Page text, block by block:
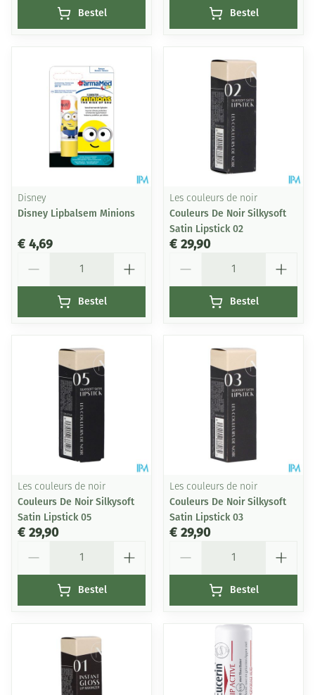
Bestel Bestel
Disney
Disney Lipbalsem Minions
€ 4,69
Bestel
Les couleurs de noir
Couleurs De Noir Silkysoft
Satin Lipstick 02
€ 29,90
Bestel
Les couleurs de noir
Couleurs De Noir Silkysoft
Satin Lipstick 05
€ 29,90
Bestel
Les couleurs de noir
Couleurs De Noir Silkysoft
Satin Lipstick 03
€ 29,90
Bestel